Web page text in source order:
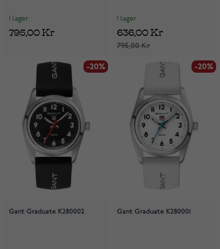
I lager
795,00 Kr
I lager
795,00 Kr
636,00 Kr
-20%
-20%
Gant Graduate K280002
-20%
-20%
Gant Graduate K280001